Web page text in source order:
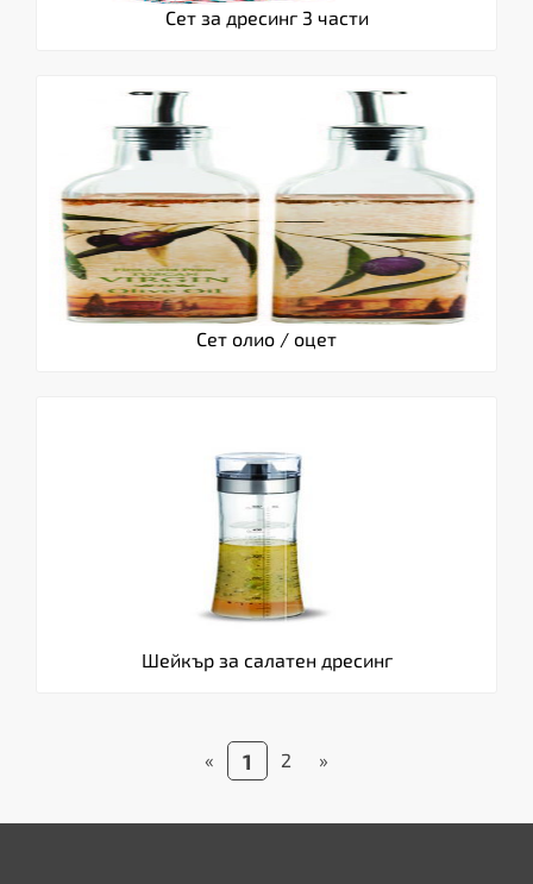
Сет за дресинг 3 части
Сет олио / оцет
Шейкър за салатен дресинг
« 1 2 »